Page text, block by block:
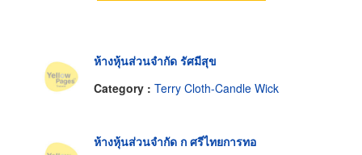
ห้างหุ้นส่วนจำกัด รัศมีสุข
Category : Terry Cloth-Candle Wick
ห้างหุ้นส่วนจำกัด ก ศรีไทยการทอ